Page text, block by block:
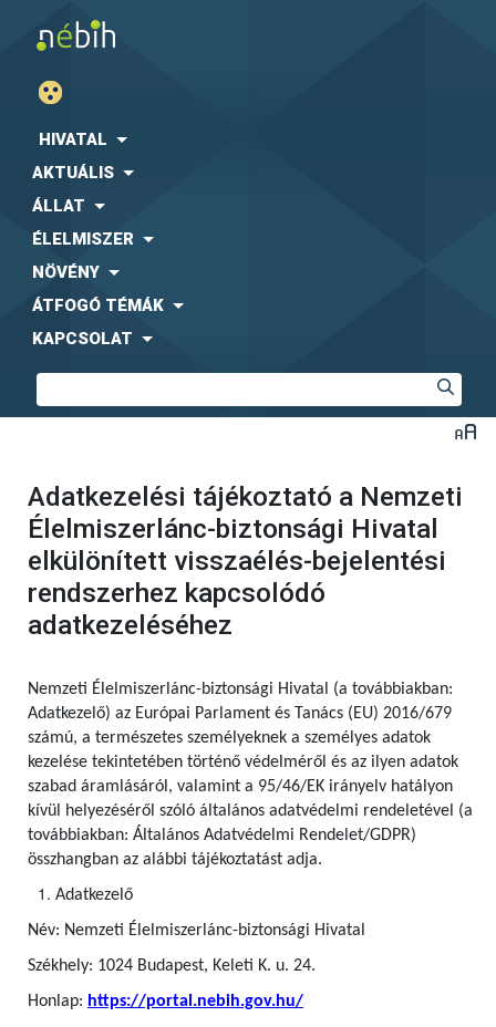
HIVATAL
AKTUÁLIS
ÁLLAT
ÉLELMISZER
NÖVÉNY
ÁTFOGÓ TÉMÁK
KAPCSOLAT
Adatkezelési tájékoztató a Nemzeti
Élelmiszerlánc-biztonsági Hivatal
elkülönített visszaélés-bejelentési
rendszerhez kapcsolódó
adatkezeléséhez
Nemzeti Élelmiszerlánc-biztonsági Hivatal (a továbbiakban:
Adatkezelő) az Európai Parlament és Tanács (EU) 2016/679
számú, a természetes személyeknek a személyes adatok
kezelése tekintetében történő védelméről és az ilyen adatok
szabad áramlásáról, valamint a 95/46/EK irányelv hatályon
kívül helyezéséről szóló általános adatvédelmi rendeletével (a
továbbiakban: Általános Adatvédelmi Rendelet/GDPR)
összhangban az alábbi tájékoztatást adja.
Adatkezelő
Név: Nemzeti Élelmiszerlánc-biztonsági Hivatal
Székhely: 1024 Budapest, Keleti K. u. 24.
Honlap: https://portal.nebih.gov.hu/